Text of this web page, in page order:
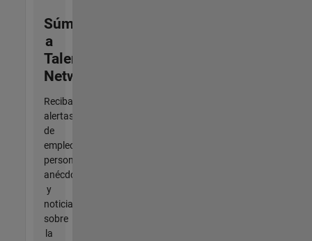
Súmese
a
Talent
Network
Reciba
alertas
de
empleo
personalizadas,
anécdotas
y
noticias
sobre
la